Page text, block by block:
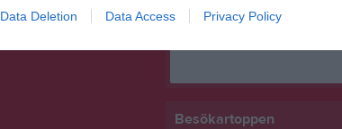
Data Deletion Data Access Privacy Policy
Besökartoppen